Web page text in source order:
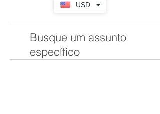
USD
Busque um assunto
específico